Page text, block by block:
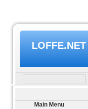
LOFFE.NET
Main Menu